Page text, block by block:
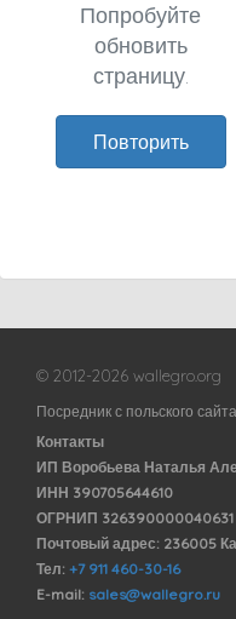
Попробуйте
обновить
страницу.
Повторить
© 2012-2026 wallegro.org
Посредник с польского
Контакты
ИП Воробьева Наталья
ИНН 390705644610
ОГРНИП 326390000040631
Почтовый адрес: 236005
Тел: +7 911 460-30-16
E-mail: sales@wallegro.ru